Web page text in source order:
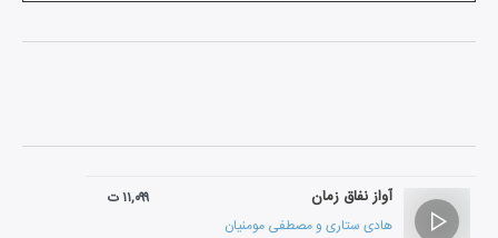
آواز نفاق زمان
هادی ستاری و مصطفی مومنیان
۱۱,۰۹۹ ت